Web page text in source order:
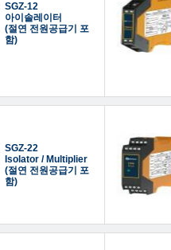
SGZ-12
아이솔레이터
(절연 전원공급기 포
함)
SGZ-22
Isolator / Multiplier
(절연 전원공급기 포
함)